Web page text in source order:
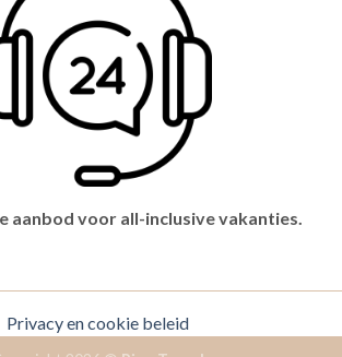
aanbod voor all-inclusive vakanties.
Privacy en cookie beleid